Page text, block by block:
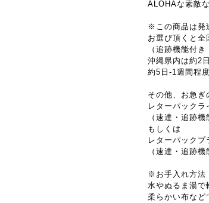
ALOHAな素敵
※この商品は発
お選び頂くと全
（追跡機能付
沖縄県内は約2
約5日-1週間程
その他、お急ぎ
レターパック
（速達・追跡
もしくは
レターパックプ
（速達・追跡
※お手入れ方法
水やぬるま湯で
柔らかい布など